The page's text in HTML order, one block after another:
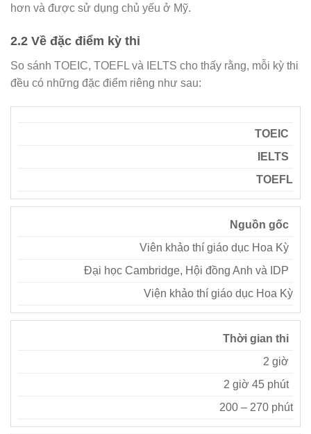
hơn và được sử dụng chủ yếu ở Mỹ.
2.2 Về đặc điểm kỳ thi
So sánh TOEIC, TOEFL và IELTS cho thấy rằng, mỗi kỳ thi
đều có những đặc điểm riêng như sau:
TOEIC
IELTS
TOEFL
Nguồn gốc
Viên khảo thí giáo dục Hoa Kỳ
Đại học Cambridge, Hội đồng Anh và IDP
Viện khảo thí giáo dục Hoa Kỳ
Thời gian thi
2 giờ
2 giờ 45 phút
200 – 270 phút